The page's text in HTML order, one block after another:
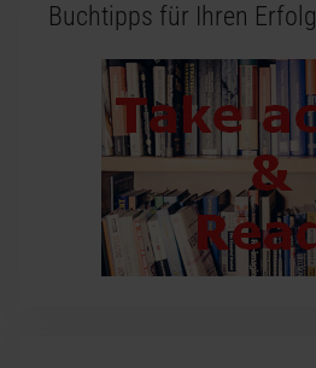
Buchtipps für Ihren Erfolg